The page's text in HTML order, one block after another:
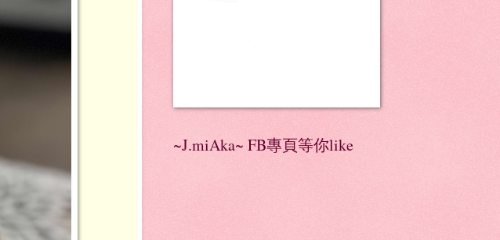
~J.miAka~ FB專頁等你like